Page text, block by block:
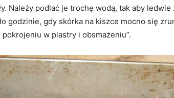
Należy podlać je trochę wodą, tak aby ledwie
godzinie, gdy skórka na kiszce mocno się
w plastry i obsmażeniu”.